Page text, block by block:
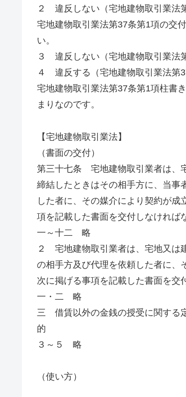
２ 違反しない（宅地建物取引業法
宅地建物取引業法第37条第1項の交
い。
３ 違反しない（宅地建物取引業法
４ 違反する（宅地建物取引業法第
宅地建物取引業法第37条第1項柱書
まりなのです。
【宅地建物取引業法】
（書面の交付）
第三十七条 宅地建物取引業者は、
締結したときはその相手方に、当事
した者に、その媒介により契約が
項を記載した書面を交付しなければ
一～十二 略
２ 宅地建物取引業者は、宅地又は
の相手方及び代理を依頼した者に、
次に掲げる事項を記載した書面を交
一・二 略
三 借賃以外の金銭の授受に関する
的
３～５ 略
（使い方）